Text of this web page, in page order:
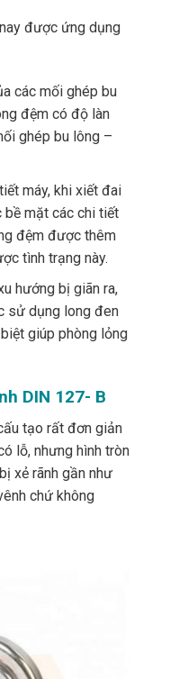
được ứng dụng
các mối ghép bu
đệm có độ làn
ghép bu lông –
máy, khi xiết đai
mặt các chi tiết
đệm được thêm
tình trạng này.
hướng bị giãn ra,
sử dụng long đen
giúp phòng lỏng
DIN 127- B
tạo rất đơn giản
lỗ, nhưng hình tròn
xẻ rãnh gần như
chứ không